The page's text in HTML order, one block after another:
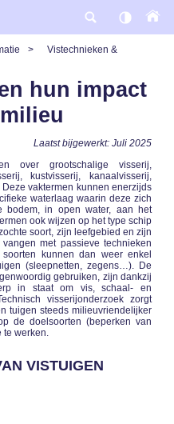
Vistechnieken &
hun impact
Laatst bijgewerkt: Juli 2025
over grootschalige visserij,
kustvisserij, kanaalvisserij,
vaktermen kunnen enerzijds
waterlaag waarin deze zich
in open water, aan het
ook wijzen op het type schip
soort, zijn leefgebied en zijn
met passieve technieken
kunnen dan weer enkel
(sleepnetten, zegens…). De
gebruiken, zijn dankzij
in staat om vis, schaal- en
visserijonderzoek zorgt
tuigen steeds milieuvriendelijker
de doelsoorten (beperken van
werken.
VISTUIGEN